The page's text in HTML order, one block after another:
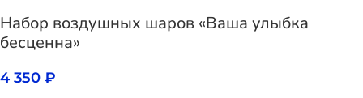
Набор воздушных шаров «Ваша улыбка
бесценна»
4 350 ₽